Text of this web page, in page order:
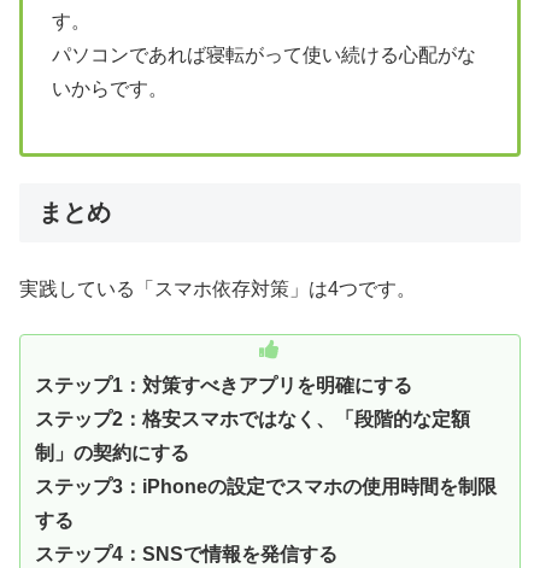
す。
パソコンであれば寝転がって使い続ける心配がな
いからです。
まとめ
実践している「スマホ依存対策」は4つです。
ステップ1：対策すべきアプリを明確にする
ステップ2：格安スマホではなく、「段階的な定額
制」の契約にする
ステップ3：iPhoneの設定でスマホの使用時間を制限
する
ステップ4：SNSで情報を発信する